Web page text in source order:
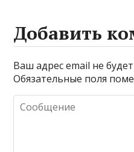
Добавить
Ваш адрес email не
Обязательные поля